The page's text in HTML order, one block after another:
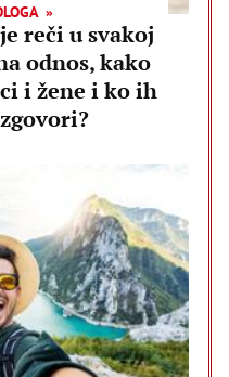
reči u svakoj
odnos, kako
i žene i ko ih